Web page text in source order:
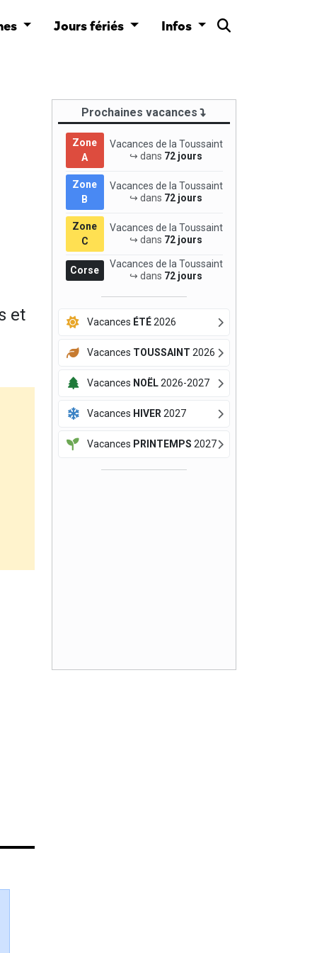
Jours fériés Infos
et
Prochaines vacances
Zone
A
Vacances de la Toussaint
↪ dans 72 jours
Zone
B
Vacances de la Toussaint
↪ dans 72 jours
Zone
C
Vacances de la Toussaint
↪ dans 72 jours
Corse
Vacances de la Toussaint
↪ dans 72 jours
Vacances ÉTÉ2026
Vacances TOUSSAINT 2026
Vacances NOËL2026-2027
Vacances HIVER 2027
Vacances PRINTEMPS 2027